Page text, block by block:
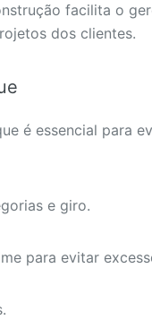
facilita o
dos clientes.
é essencial para
e giro.
para evitar